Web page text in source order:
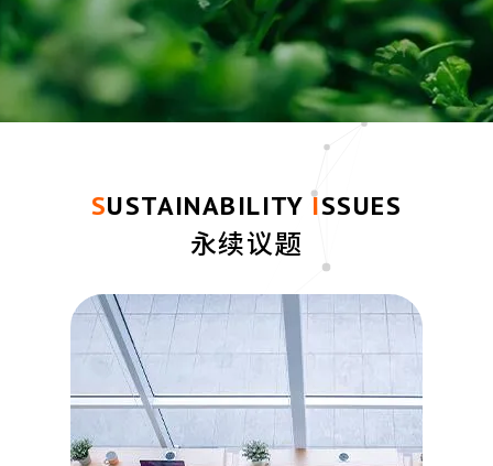
SUSTAINABILITY ISSUES
永续议题